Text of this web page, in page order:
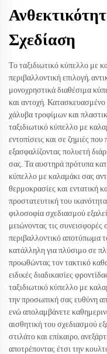
Σχεδίαση
Το ταξιδιωτικό κύπελλο με
περιβαλλοντική επιλογή,
μονοχρηστικά διαθέσιμα
και αντοχή. Κατασκευασμένο
χάλυβα τροφίμων και
ταξιδιωτικό κύπελλο με
εντοπίσεις και σε ζημιές
εξασφαλίζοντας πολυετή
σας. Τα αυστηρά πρότυπα
κύπελλο με καλαμάκι σας
θερμοκρασίες και εντατική
προστατευτική του
φιλοσοφία σχεδιασμού
μειώνοντας τις
περιβαλλοντικό αποτύπωμα
κατάλληλη για πλύσιμο σε
προωθώντας τον τακτικό
ειδικές διαδικασίες
ταξιδιωτικό κύπελλο με
την προσωπική σας ευθύνη
ενώ απολαμβάνετε
αισθητική του σχεδιασμού
στιλάτο και επίκαιρο,
αποτρέποντας έτσι την